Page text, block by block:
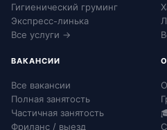
Гигиенический груминг
Экспресс-линька
Все услуги →
ВАКАНСИИ
Все вакансии
Полная занятость
Частичная занятость
Фриланс / выезд